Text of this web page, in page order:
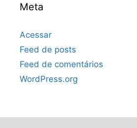
Meta
Acessar
Feed de posts
Feed de comentários
WordPress.org